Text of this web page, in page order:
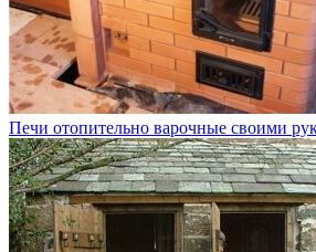
Печи отопительно варочные своими